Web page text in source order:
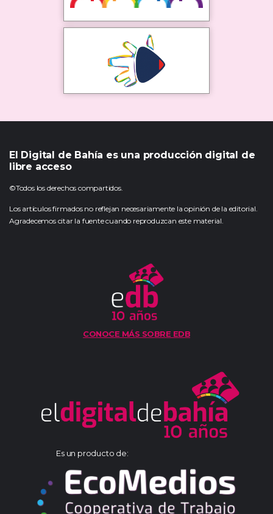
El Digital de Bahía es una producción digital de
libre acceso
©Todos los derechos compartidos.
Los artículos firmados no reflejan necesariamente la opinión de la editorial.
Agradecemos citar la fuente cuando reproduzcan este material.
CONOCE MÁS SOBRE EDB
Es un producto de: